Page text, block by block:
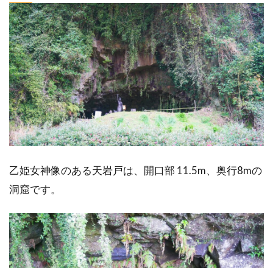
乙姫女神像のある天岩戸は、開口部 11.5m、奥行8mの
洞窟です。